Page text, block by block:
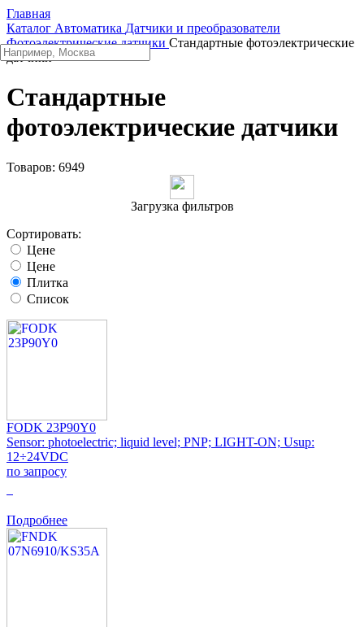
Главная
Каталог Автоматика Датчики и преобразователи
Фотоэлектрические датчики Стандартные фотоэлектрические
датчики
Стандартные
фотоэлектрические датчики
Товаров: 6949
Загрузка фильтров
Сортировать:
Цене
Цене
Плитка
Список
FODK 23P90Y0
Sensor: photoelectric; liquid level; PNP; LIGHT-ON; Usup:
12÷24VDC
по запросу
Подробнее